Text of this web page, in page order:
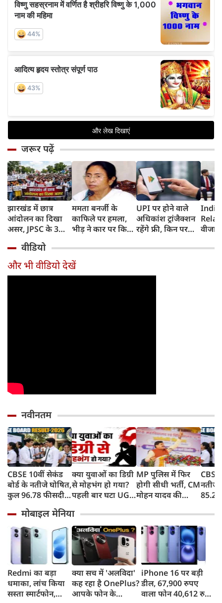
जरूर पढ़ें
झारखंड में छात्र
आंदोलन का दिखा
असर, JPSC के 3
इस्‍तीफा, प्रदर्शन को
लेकर क्या बोले CM
हेमंत सोरेन?
ममता बनर्जी के
काफिले पर हमला,
भीड़ ने कार पर किया
पुलिस पर लगा यह
आरोप
UPI पर होने वाले
अधिकांश ट्रांजैक्शन
रहेंगे फ्री, किन पर
ने दिया बड़ा अपडेट
वीजा
वीडियो
और भी वीडियो देखें
नवीनतम
CBSE 10वीं सेकंड
बोर्ड के नतीजे घोषित,
कुल 96.78 फीसदी
चेक करें अपनी
मार्कशीट
क्या युवाओं का डिग्री
से मोहभंग हो गया?
पहली बार घटा UG
हैरान कर देगी वजह!
MP पुलिस में फिर
होगी सीधी भर्ती, CM
मोहन यादव की
सौगात
नतीजे
मारी
मोबाइल मेनिया
Redmi का बड़ा
धमाका, लांच किया
सस्ता स्मार्टफोन,
क्या सच में 'अलविदा'
कह रहा है OnePlus?
आपके फोन के
iPhone 16 पर बड़ी
डील, 67,900 रुपए
वाला फोन 40,612 रुपए